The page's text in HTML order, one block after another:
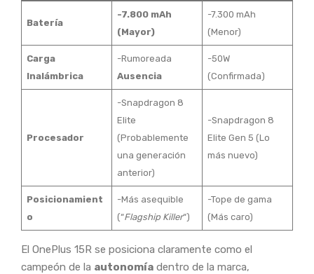
Batería
-7.800 mAh
(Mayor)
-7.300 mAh
(Menor)
Carga
Inalámbrica
-Rumoreada
Ausencia
-50W
(Confirmada)
Procesador
-Snapdragon 8
Elite
(Probablemente
una generación
anterior)
-Snapdragon 8
Elite Gen 5 (Lo
más nuevo)
Posicionamient
o
-Más asequible
(“Flagship Killer“)
-Tope de gama
(Más caro)
El OnePlus 15R se posiciona claramente como el
campeón de la autonomía dentro de la marca,